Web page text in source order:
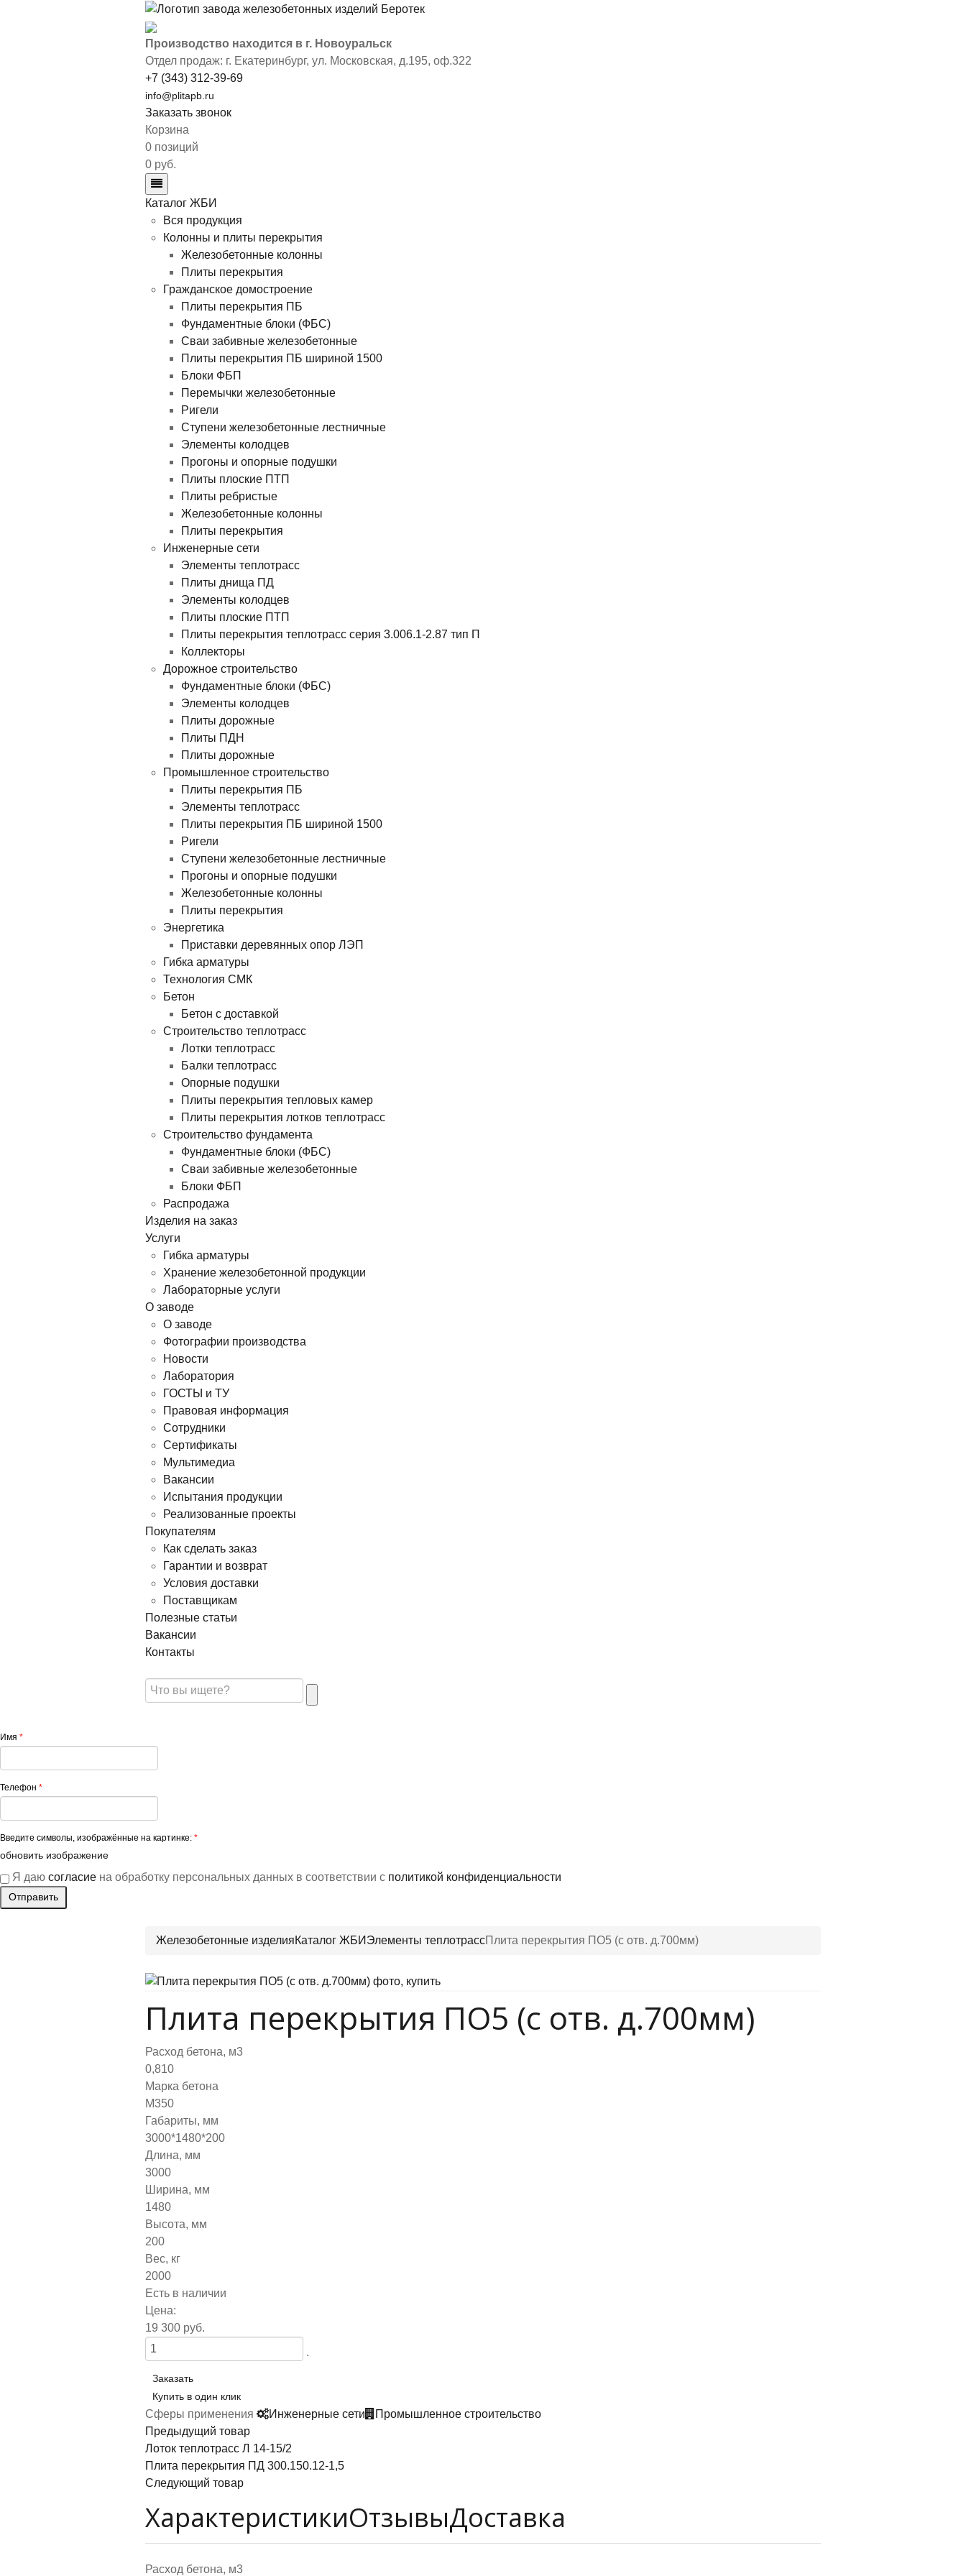
Производство находится в г. Новоуральск
Отдел продаж: г. Екатеринбург, ул. Московская, д.195, оф.322
+7 (343) 312-39-69
info@plitapb.ru
Заказать звонок
Корзина
0 позиций
0 руб.
Каталог ЖБИ
Вся продукция
Колонны и плиты перекрытия
Железобетонные колонны
Плиты перекрытия
Гражданское домостроение
Плиты перекрытия ПБ
Фундаментные блоки (ФБС)
Сваи забивные железобетонные
Плиты перекрытия ПБ шириной 1500
Блоки ФБП
Перемычки железобетонные
Ригели
Ступени железобетонные лестничные
Элементы колодцев
Прогоны и опорные подушки
Плиты плоские ПТП
Плиты ребристые
Железобетонные колонны
Плиты перекрытия
Инженерные сети
Элементы теплотрасс
Плиты днища ПД
Элементы колодцев
Плиты плоские ПТП
Плиты перекрытия теплотрасс серия 3.006.1-2.87 тип П
Коллекторы
Дорожное строительство
Фундаментные блоки (ФБС)
Элементы колодцев
Плиты дорожные
Плиты ПДН
Плиты дорожные
Промышленное строительство
Плиты перекрытия ПБ
Элементы теплотрасс
Плиты перекрытия ПБ шириной 1500
Ригели
Ступени железобетонные лестничные
Прогоны и опорные подушки
Железобетонные колонны
Плиты перекрытия
Энергетика
Приставки деревянных опор ЛЭП
Гибка арматуры
Технология СМК
Бетон
Бетон с доставкой
Строительство теплотрасс
Лотки теплотрасс
Балки теплотрасс
Опорные подушки
Плиты перекрытия тепловых камер
Плиты перекрытия лотков теплотрасс
Строительство фундамента
Фундаментные блоки (ФБС)
Сваи забивные железобетонные
Блоки ФБП
Распродажа
Изделия на заказ
Услуги
Гибка арматуры
Хранение железобетонной продукции
Лабораторные услуги
О заводе
О заводе
Фотографии производства
Новости
Лаборатория
ГОСТЫ и ТУ
Правовая информация
Сотрудники
Сертификаты
Мультимедиа
Вакансии
Испытания продукции
Реализованные проекты
Покупателям
Как сделать заказ
Гарантии и возврат
Условия доставки
Поставщикам
Полезные статьи
Вакансии
Контакты
Имя *
Телефон *
Введите символы, изображённые на картинке: *
обновить изображение
Я даю согласие на обработку персональных данных в соответствии с политикой конфиденциальности
Железобетонные изделияКаталог ЖБИ Элементы теплотрассПлита перекрытия ПО5 (с отв. д.700мм)
Плита перекрытия ПО5 (с отв. д.700мм)
Расход бетона, м3
0,810
Марка бетона
М350
Габариты, мм
3000*1480*200
Длина, мм
3000
Ширина, мм
1480
Высота, мм
200
Вес, кг
2000
Есть в наличии
Цена:
19 300 руб.
.
Заказать
Купить в один клик
Сферы применения Инженерные сети
Промышленное строительство
Предыдущий товар
Лоток теплотрасс Л 14-15/2
Плита перекрытия ПД 300.150.12-1,5
Следующий товар
ХарактеристикиОтзывыДоставка
Расход бетона, м3